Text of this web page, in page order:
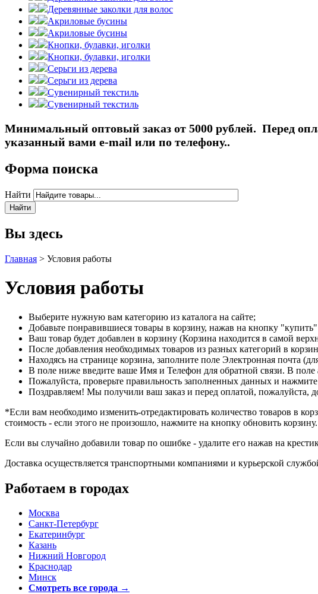
Деревянные заколки для волос
Акриловые бусины
Акриловые бусины
Кнопки, булавки, иголки
Кнопки, булавки, иголки
Серьги из дерева
Серьги из дерева
Сувенирный текстиль
Сувенирный текстиль
Минимальный оптовый заказ от 5000 рублей. Перед
указанный вами e-mail или по телефону..
Форма поиска
Найти
Вы здесь
Главная > Условия работы
Условия работы
Выберите нужную вам категорию из каталога на сайте;
Добавьте понравившиеся товары в корзину, нажав на кнопку "купить"
Ваш товар будет добавлен в корзину (Корзина находится в самой
После добавления необходимых товаров из разных категорий в
Находясь на странице корзина, заполните поле Электронная почта
В поле ниже введите ваше Имя и Телефон для обратной связи. В поле
Пожалуйста, проверьте правильность заполненных данных и
Поздравляем! Мы получили ваш заказ и перед оплатой, пожалуйста,
*Если вам необходимо изменить-отредактировать количество товаров в
стоимость - если этого не произошло, нажмите на кнопку обновить корзину.
Если вы случайно добавили товар по ошибке - удалите его нажав на
Доставка осуществляется транспортными компаниями и курьерской
Работаем в городах
Москва
Санкт-Петербург
Екатеринбург
Казань
Нижний Новгород
Краснодар
Минск
Смотреть все города →